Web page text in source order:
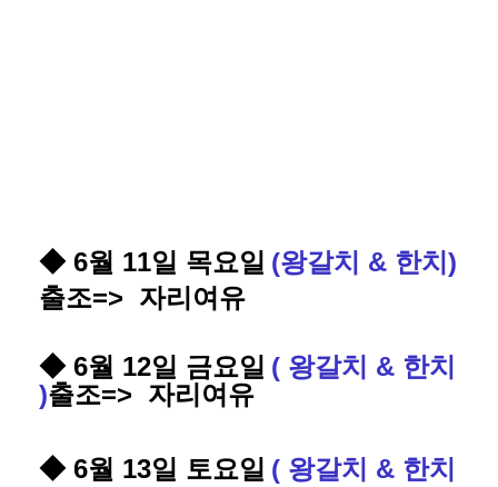
◆ 6월 11일 목요일 (왕갈치 & 한치 )
출조=> 자리여유
◆ 6월 12일 금요일 ( 왕갈치 & 한치
)출조=> 자리여유
◆ 6월 13일 토요일 ( 왕갈치 & 한치